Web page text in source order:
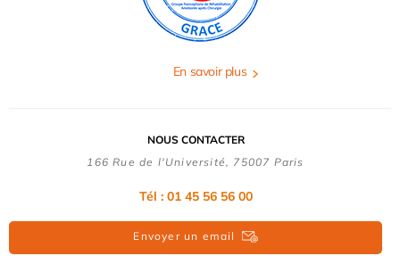
En savoir plus
NOUS CONTACTER
166 Rue de l'Université, 75007 Paris
Tél : 01 45 56 56 00
Envoyer un email